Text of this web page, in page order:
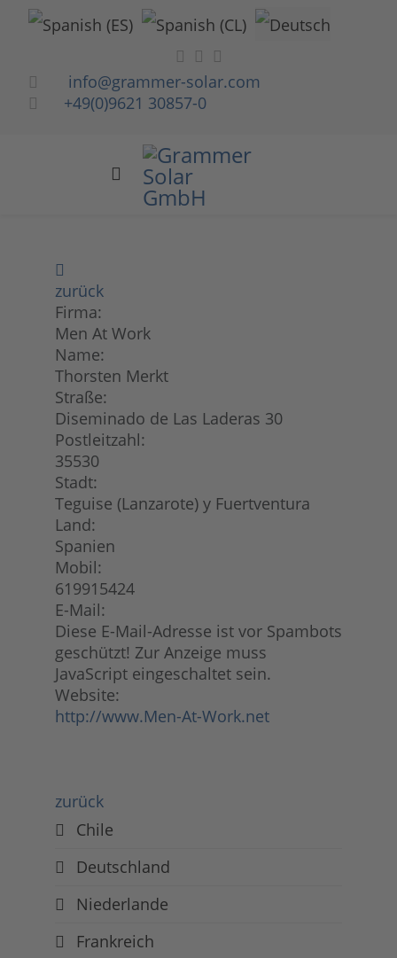
Sprache auswählen
info@grammer-solar.com
+49(0)9621 30857-0
zurück
Firma:
Men At Work
Name:
Thorsten Merkt
Straße:
Diseminado de Las Laderas 30
Postleitzahl:
35530
Stadt:
Teguise (Lanzarote) y Fuertventura
Land:
Spanien
Mobil:
619915424
E-Mail:
Diese E-Mail-Adresse ist vor Spambots
geschützt! Zur Anzeige muss
JavaScript eingeschaltet sein.
Website:
http://www.Men-At-Work.net
zurück
Chile
Deutschland
Niederlande
Frankreich